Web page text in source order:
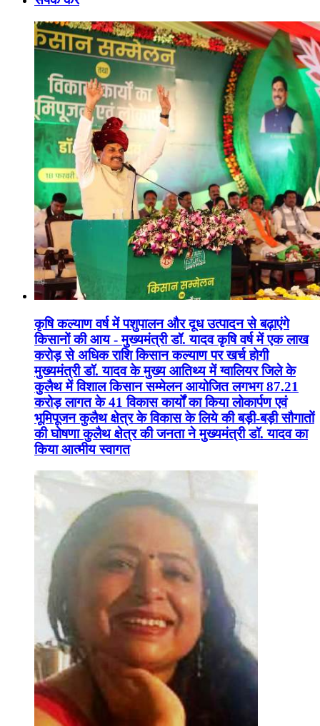
कृषि कल्याण वर्ष में पशुपालन और दूध उत्पादन से बढ़ाएंगे
किसानों की आय - मुख्यमंत्री डॉ. यादव कृषि वर्ष में एक लाख
करोड़ से अधिक राशि किसान कल्याण पर खर्च होगी
मुख्यमंत्री डॉ. यादव के मुख्य आतिथ्य में ग्वालियर जिले के
कुलैथ में विशाल किसान सम्मेलन आयोजित लगभग 87.21
करोड़ लागत के 41 विकास कार्यों का किया लोकार्पण एवं
भूमिपूजन कुलैथ क्षेत्र के विकास के लिये की बड़ी-बड़ी सौगातों
की घोषणा कुलैथ क्षेत्र की जनता ने मुख्यमंत्री डॉ. यादव का
किया आत्मीय स्वागत